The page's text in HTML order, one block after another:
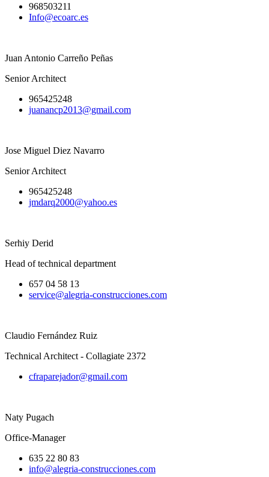
968503211
Info@ecoarc.es
Juan Antonio Carreño Peñas
Senior Architect
965425248
juanancp2013@gmail.com
Jose Miguel Diez Navarro
Senior Architect
965425248
jmdarq2000@yahoo.es
Serhiy Derid
Head of technical department
657 04 58 13
service@alegria-construcciones.com
Claudio Fernández Ruiz
Technical Architect - Collagiate 2372
cfraparejador@gmail.com
Naty Pugach
Office-Manager
635 22 80 83
info@alegria-construcciones.com